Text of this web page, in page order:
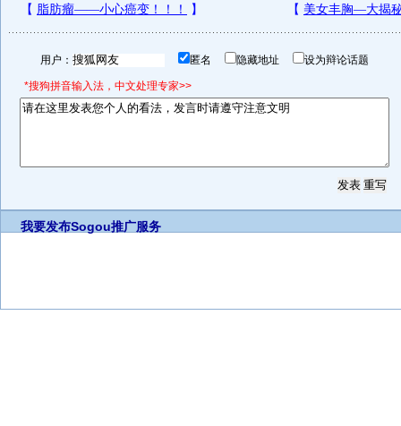
用户： 匿名 隐藏地址 设为辩论话题
*搜狗拼音输入法，中文处理专家>>
我要发布Sogou推广服务